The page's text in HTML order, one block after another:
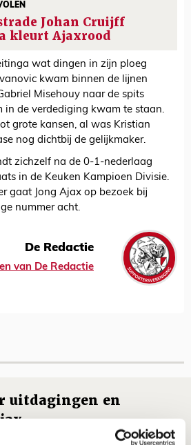
Johan Cruijff
kleurt Ajaxrood
wat dingen in zijn ploeg
kwam binnen de lijnen
Misehouy naar de spits
in de verdediging kwam te staan.
grote kansen, al was Kristian
nog dichtbij de gelijkmaker.
zichzelf na de 0-1-nederlaag
in de Keuken Kampioen Divisie.
gaat Jong Ajax op bezoek bij
nummer acht.
De Redactie
van De Redactie
uitdagingen en